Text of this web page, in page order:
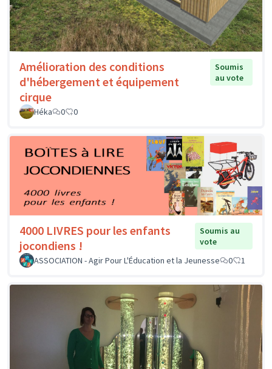
Amélioration des conditions
d'hébergement et équipement
cirque
Soumis
au vote
Héka 0 0
4000 LIVRES pour les enfants
jocondiens !
Soumis au
vote
ASSOCIATION - Agir Pour L'Éducation et la Jeunesse
0 1